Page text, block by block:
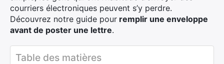
courriers électroniques peuvent s’y perdre.
Découvrez notre guide pour remplir une enveloppe
avant de poster une lettre.
Table des matières